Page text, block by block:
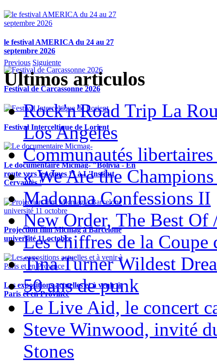
le festival AMERICA du 24 au 27
septembre 2026
Festival de Carcassonne 2026
Festival Interceltique de Lorient
Le documentaire Micmag- "Bolivia - En
route vers les cimes !" à L'Institut
Cervantès !
Projection film Micmag à Barcelone
université 11 octobre
Les expositions actuelles et à venir à
Paris et en Province
Previous Siguiente
Ultimos articulos
Rock'n'Road Trip La
Los Angeles
Communautés libertaires
« We Are the
Madonna Confessions II
New Order, The Best Of
Les chiffres de la Coupe
Tina Turner Wildest
50 ans de punk
Le Live Aid, le concert
Steve Winwood, invité
Stones